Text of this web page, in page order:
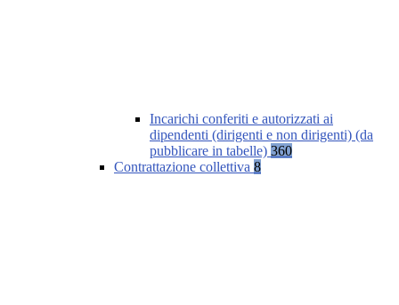
Incarichi conferiti e autorizzati ai
dipendenti (dirigenti e non dirigenti) (da
pubblicare in tabelle) 360
Contrattazione collettiva 8